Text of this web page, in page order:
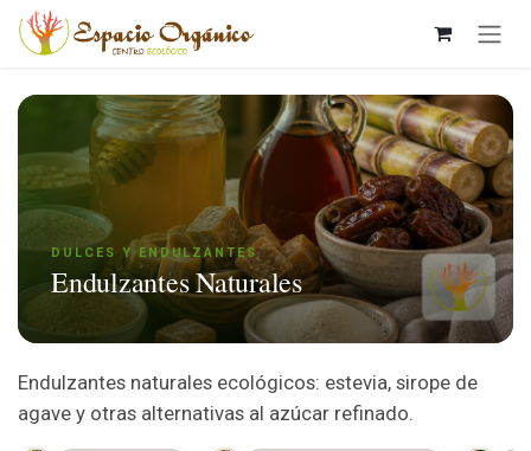
Ir al contenido
DULCES Y ENDULZANTES
Endulzantes Naturales
Endulzantes naturales ecológicos: estevia, sirope de
agave y otras alternativas al azúcar refinado.